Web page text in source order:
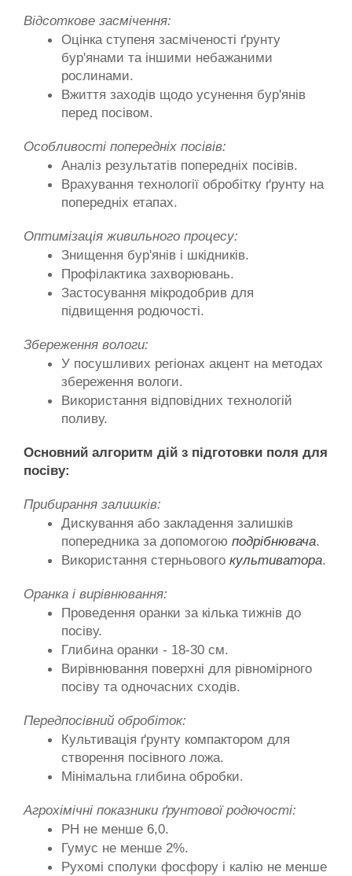
Відсоткове засмічення:
Оцінка ступеня засміченості ґрунту
бур'янами та іншими небажаними
рослинами.
Вжиття заходів щодо усунення бур'янів
перед посівом.
Особливості попередніх посівів:
Аналіз результатів попередніх посівів.
Врахування технології обробітку ґрунту на
попередніх етапах.
Оптимізація живильного процесу:
Знищення бур'янів і шкідників.
Профілактика захворювань.
Застосування мікродобрив для
підвищення родючості.
Збереження вологи:
У посушливих регіонах акцент на методах
збереження вологи.
Використання відповідних технологій
поливу.
Основний алгоритм дій з підготовки поля для
посіву:
Прибирання залишків:
Дискування або закладення залишків
попередника за допомогою подрібнювача.
Використання стерньового культиватора.
Оранка і вирівнювання:
Проведення оранки за кілька тижнів до
посіву.
Глибина оранки - 18-30 см.
Вирівнювання поверхні для рівномірного
посіву та одночасних сходів.
Передпосівний обробіток:
Культивація ґрунту компактором для
створення посівного ложа.
Мінімальна глибина обробки.
Агрохімічні показники ґрунтової родючості:
РН не менше 6,0.
Гумус не менше 2%.
Рухомі сполуки фосфору і калію не менше